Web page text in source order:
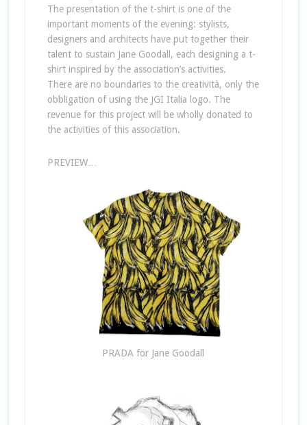
The presentation of the t-shirt is one of the
important moments of the evening: stylists,
designers and architects have put together their
talent to sustain Jane Goodall, each designing a t-
shirt inspired by the association’s activities.
There are no boundaries to the creatività, only the
obbligation of using the JGI Italia logo. The
revenue for this project will be wholly donated to
the activities of this association.
PREVIEW…
PRADA for Jane Goodall